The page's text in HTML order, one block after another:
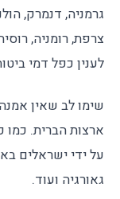
גרמניה, דנמרק,
צרפת, רומניה,
לענין כפל דמי
שימו לב שאין
ארצות הברית. כמו
על ידי ישראלים
גאורגיה ועוד.